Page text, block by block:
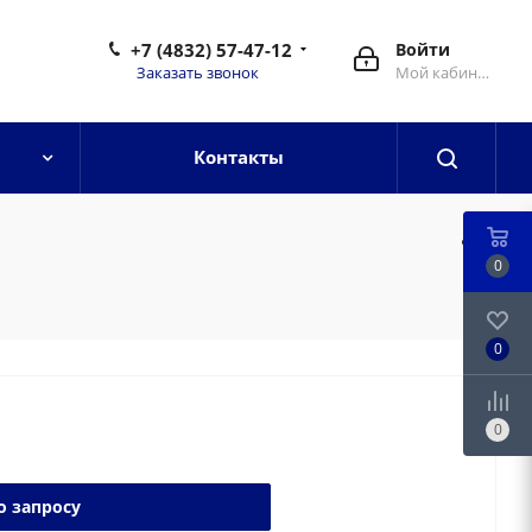
Войти
Мой кабинет
+7 (4832) 57-47-12
Заказать звонок
Контакты
запросу
0
0
0